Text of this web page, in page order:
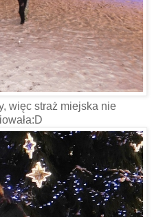
więc straż miejska nie